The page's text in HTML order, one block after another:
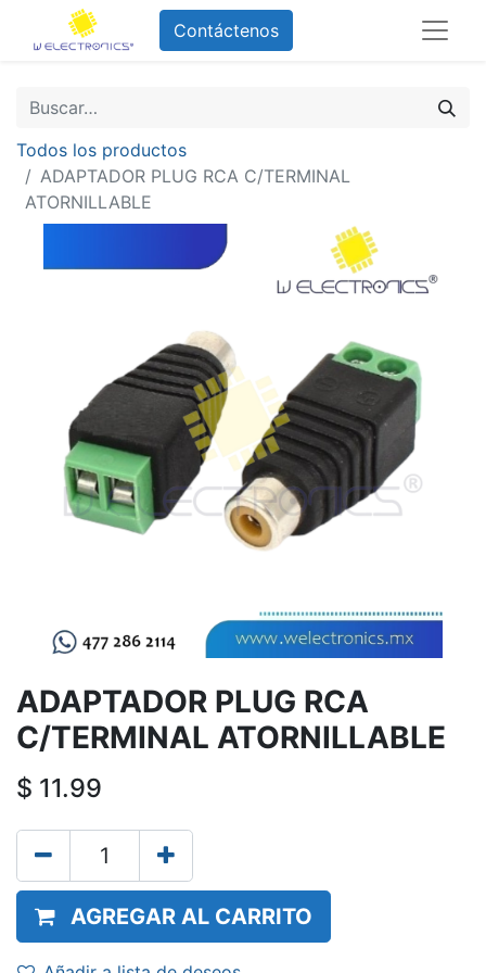
Contáctenos
Todos los productos
ADAPTADOR PLUG RCA C/TERMINAL
ATORNILLABLE
ADAPTADOR PLUG RCA
C/TERMINAL ATORNILLABLE
$ 11.99
AGREGAR AL CARRITO